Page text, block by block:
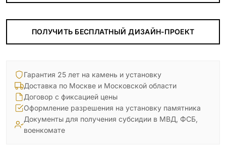
ПОЛУЧИТЬ БЕСПЛАТНЫЙ ДИЗАЙН-ПРОЕКТ
Гарантия 25 лет на камень и установку
Доставка по Москве и Московской области
Договор с фиксацией цены
Оформление разрешения на установку памятника
Документы для получения субсидии в МВД, ФСБ,
военкомате